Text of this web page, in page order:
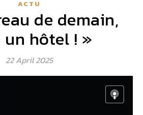
ACTU
de demain,
un hôtel ! »
22 April 2025